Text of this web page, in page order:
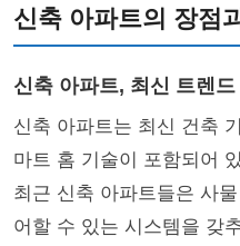
신축 아파트의 장점
신축 아파트, 최신 트렌드
신축 아파트는 최신 건축
마트 홈 기술이 포함되어
최근 신축 아파트들은 사
어할 수 있는 시스템을 갖